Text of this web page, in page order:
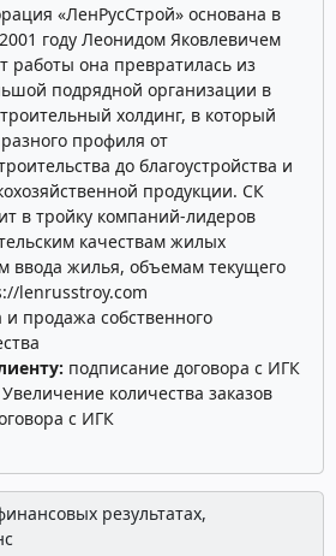
«ЛенРусСтрой» основана в
году Леонидом Яковлевичем
работы она превратилась из
подрядной организации в
холдинг, в который
профиля от
до благоустройства и
продукции. СК
в тройку компаний-лидеров
качествам жилых
ввода жилья, объемам текущего
lenrusstroy.com
и продажа собственного
подписание договора с ИГК
Увеличение количества заказов
с ИГК
результатах,